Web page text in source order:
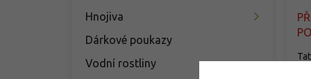
Hnojiva
Dárkové poukazy
Vodní rostliny